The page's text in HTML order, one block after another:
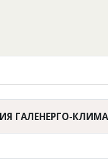
ГАЛЕНЕРГО-